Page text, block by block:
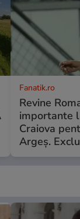
Fanatik.ro
Revine
importante
Craiova
Argeş.